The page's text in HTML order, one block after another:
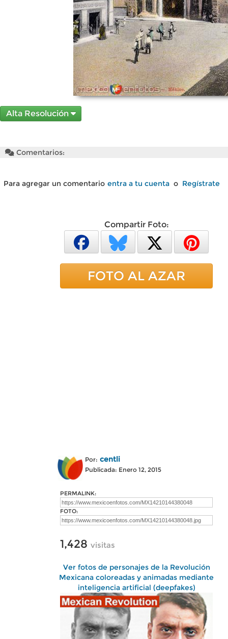
Alta Resolución
Comentarios:
Para agregar un comentario entra a tu cuenta o Regístrate
Compartir Foto:
FOTO AL AZAR
Por: centli
Publicada: Enero 12, 2015
PERMALINK:
FOTO:
1,428 visitas
Ver fotos de personajes de la Revolución
Mexicana coloreadas y animadas mediante
inteligencia artificial (deepfakes)